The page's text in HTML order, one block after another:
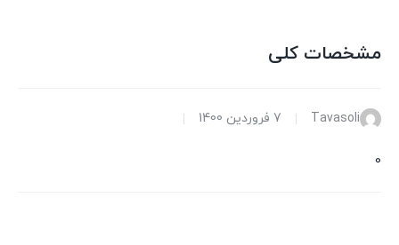
مشخصات کلی
Tavasoli 7 فروردین 1400
0